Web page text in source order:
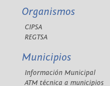
Organismos
CIPSA
REGTSA
Municipios
Información Municipal
ATM técnica a municipios